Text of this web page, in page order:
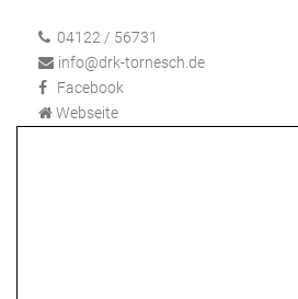
04122 / 56731
info@drk-tornesch.de
Facebook
Webseite